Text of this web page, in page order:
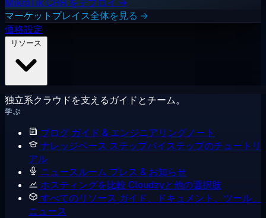
MikroTik CHR をデプロイ →
マーケットプレイス全体を見る →
価格設定
独立系クラウドを支えるガイドとチーム。
学ぶ
ブログ ガイド & エンジニアリングノート
ナレッジベース ステップバイステップのチュートリ
アル
ニュースルーム プレス & お知らせ
ホスティングを比較 Cloudzyと他の選択肢
すべてのリソース ガイド、ドキュメント、ツール、
ニュース